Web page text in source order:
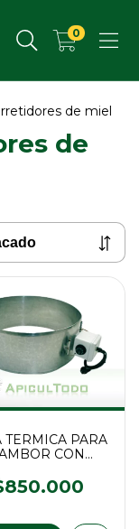
0
de miel
de
TERMICA PARA
CON
INOX